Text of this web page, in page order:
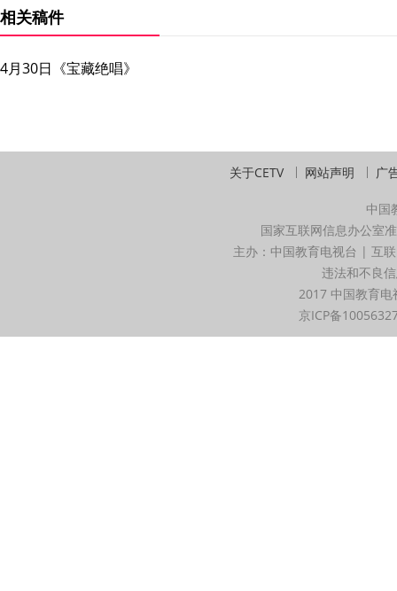
相关稿件
4月30日《宝藏绝唱》
关于CETV 网站声明 广
中国
国家互联网信息办公室
主办：中国教育电视台 | 互
违法和不良
2017 中国教育
京ICP备